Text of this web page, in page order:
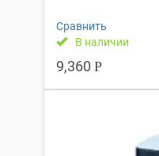
Сравнить
В наличии
9,360 Р